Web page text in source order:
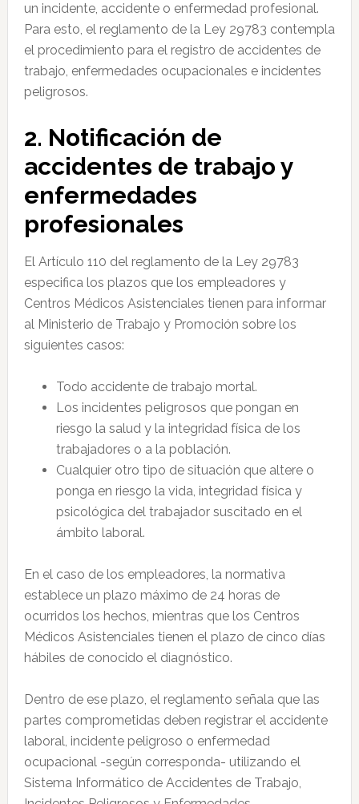
un incidente, accidente o enfermedad profesional.
Para esto, el reglamento de la Ley 29783 contempla
el procedimiento para el registro de accidentes de
trabajo, enfermedades ocupacionales e incidentes
peligrosos.
2. Notificación de
accidentes de trabajo y
enfermedades
profesionales
El Artículo 110 del reglamento de la Ley 29783
especifica los plazos que los empleadores y
Centros Médicos Asistenciales tienen para informar
al Ministerio de Trabajo y Promoción sobre los
siguientes casos:
Todo accidente de trabajo mortal.
Los incidentes peligrosos que pongan en
riesgo la salud y la integridad física de los
trabajadores o a la población.
Cualquier otro tipo de situación que altere o
ponga en riesgo la vida, integridad física y
psicológica del trabajador suscitado en el
ámbito laboral.
En el caso de los empleadores, la normativa
establece un plazo máximo de 24 horas de
ocurridos los hechos, mientras que los Centros
Médicos Asistenciales tienen el plazo de cinco días
hábiles de conocido el diagnóstico.
Dentro de ese plazo, el reglamento señala que las
partes comprometidas deben registrar el accidente
laboral, incidente peligroso o enfermedad
ocupacional -según corresponda- utilizando el
Sistema Informático de Accidentes de Trabajo,